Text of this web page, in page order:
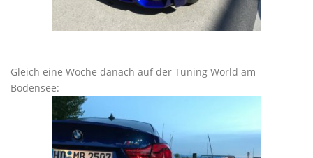
Gleich eine Woche danach auf der Tuning World am
Bodensee: